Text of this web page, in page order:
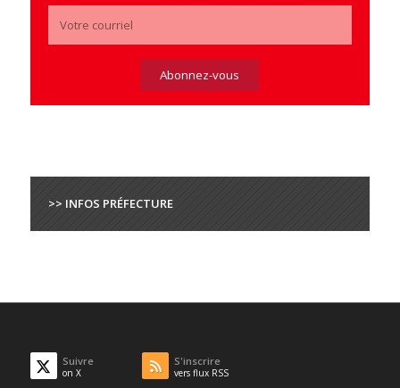
>> INFOS PRÉFECTURE
Suivre
on X
S'inscrire
vers flux RSS